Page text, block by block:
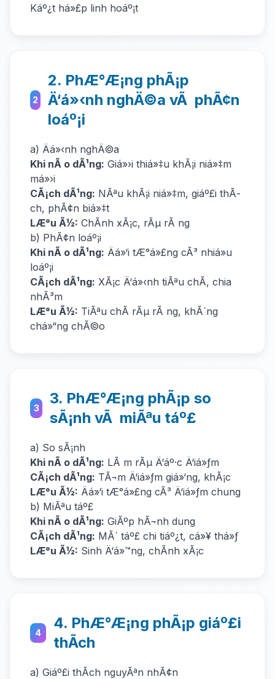
Káº¿t há»£p linh hoáº¡t
2
2. PhÆ°Æ¡ng phÃ¡p
Ä‘á»‹nh nghÄ©a vÃ phÃ¢n
loáº¡i
a) Äá»‹nh nghÄ©a
Khi nÃ o dÃ¹ng: Giá»›i thiá»‡u khÃ¡i niá»‡m
má»›i
CÃ¡ch dÃ¹ng: NÃªu khÃ¡i niá»‡m, giáº£i thÃ­
ch, phÃ¢n biá»‡t
LÆ°u Ã½: ChÃ­nh xÃ¡c, rÃµ rÃ ng
b) PhÃ¢n loáº¡i
Khi nÃ o dÃ¹ng: Äá»‘i tÆ°á»£ng cÃ³ nhiá»u
loáº¡i
CÃ¡ch dÃ¹ng: XÃ¡c Ä‘á»‹nh tiÃªu chÃ­, chia
nhÃ³m
LÆ°u Ã½: TiÃªu chÃ­ rÃµ rÃ ng, khÃ´ng
chá»“ng chÃ©o
3
3. PhÆ°Æ¡ng phÃ¡p so
sÃ¡nh vÃ miÃªu táº£
a) So sÃ¡nh
Khi nÃ o dÃ¹ng: LÃ m rÃµ Ä‘áº·c Ä‘iá»ƒm
CÃ¡ch dÃ¹ng: TÃ¬m Ä‘iá»ƒm giá»‘ng, khÃ¡c
LÆ°u Ã½: Äá»‘i tÆ°á»£ng cÃ³ Ä‘iá»ƒm chung
b) MiÃªu táº£
Khi nÃ o dÃ¹ng: GiÃºp hÃ¬nh dung
CÃ¡ch dÃ¹ng: MÃ´ táº£ chi tiáº¿t, cá»¥ thá»ƒ
LÆ°u Ã½: Sinh Ä‘á»™ng, chÃ­nh xÃ¡c
4
4. PhÆ°Æ¡ng phÃ¡p giáº£i
thÃ­ch
a) Giáº£i thÃ­ch nguyÃªn nhÃ¢n